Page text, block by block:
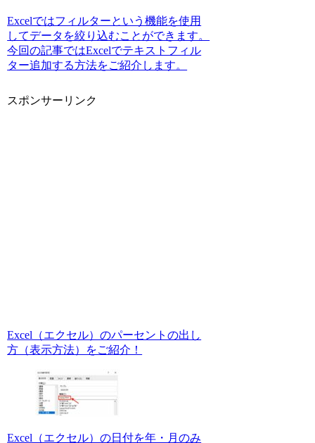
Excelではフィルターという機能を使用
してデータを絞り込むことができます。
今回の記事ではExcelでテキストフィル
ター追加する方法をご紹介します。
スポンサーリンク
Excel（エクセル）のパーセントの出し
方（表示方法）をご紹介！
Excel（エクセル）の日付を年・月のみ